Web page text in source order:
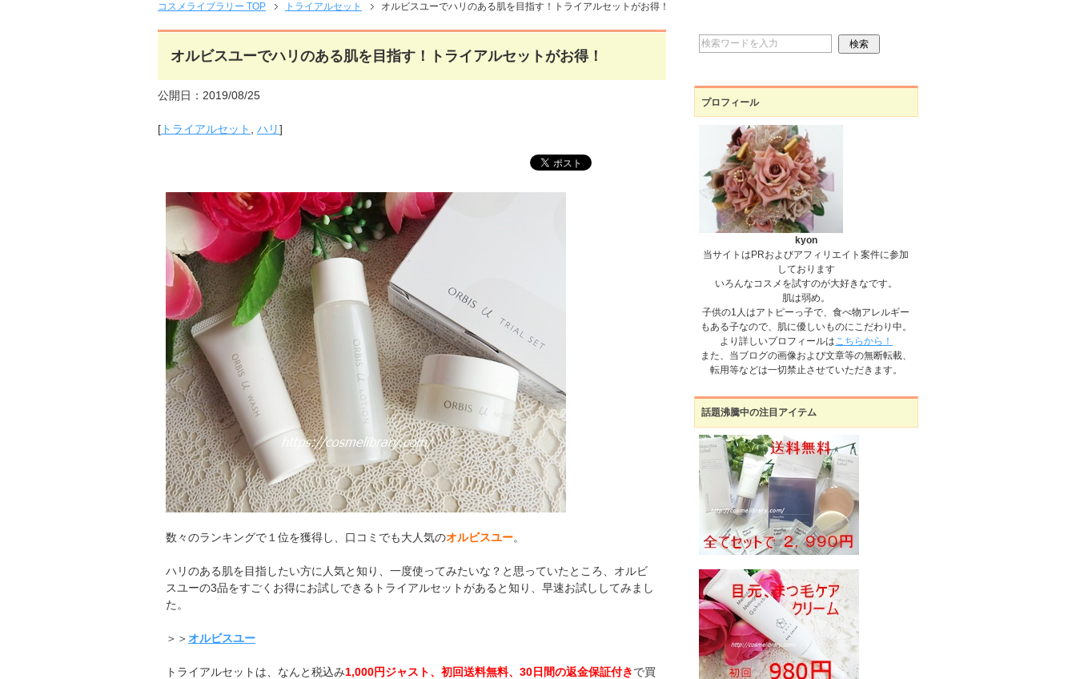
コスメライブラリー TOP トライアルセット オルビスユーでハリのある肌を目指す！トライアルセットがお得！
オルビスユーでハリのある肌を目指す！トライアルセットがお得！
公開日：2019/08/25
[ トライアルセット ハリ]
数々のランキングで１位を獲得し、口コミでも大人気のオルビスユー。
ハリのある肌を目指したい方に人気と知り、一度使ってみたいな？と思っていたところ、オルビ
スユーの3品をすごくお得にお試しできるトライアルセットがあると知り、早速お試ししてみまし
た。
＞＞オルビスユー
トライアルセットは、なんと税込み1,000円ジャスト、初回送料無料、30日間の返金保証付きで買
プロフィール
kyon
当サイトはPRおよびアフィリエイト案件に参加
しております
いろんなコスメを試すのが大好きなです。
肌は弱め。
子供の1人はアトピーっ子で、食べ物アレルギー
もある子なので、肌に優しいものにこだわり中。
より詳しいプロフィールは こちらから！
また、当ブログの画像および文章等の無断転載、
転用等などは一切禁止させていただきます。
話題沸騰中の注目アイテム